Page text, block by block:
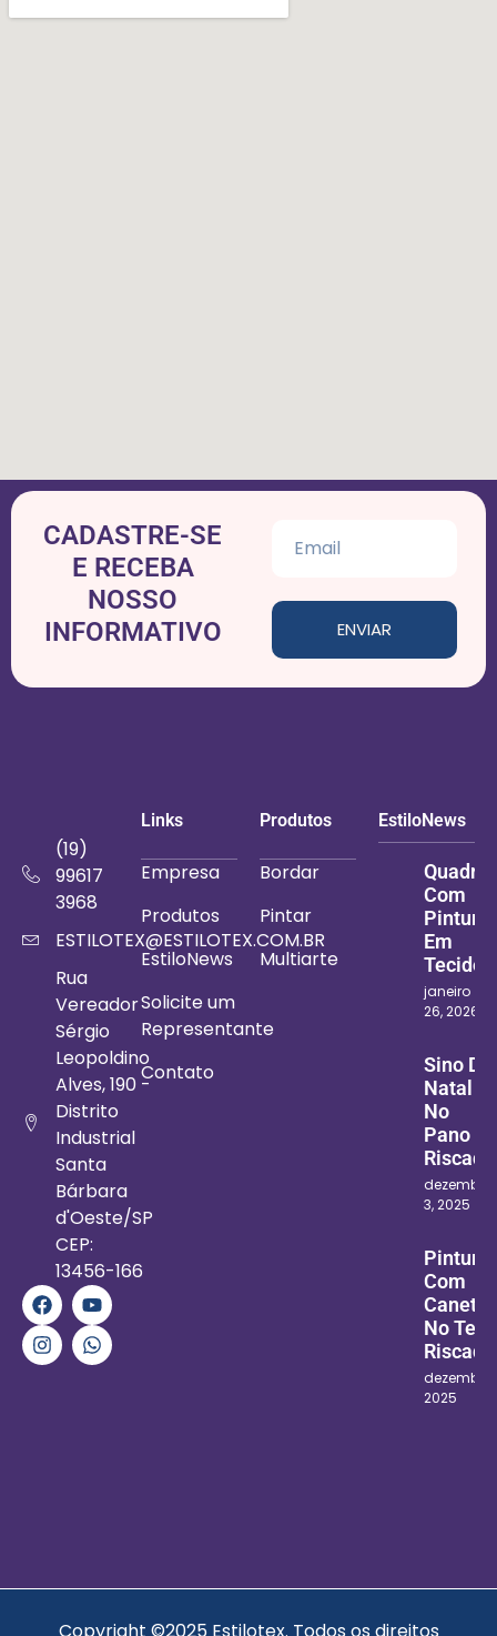
CADASTRE-SE
E RECEBA
NOSSO
INFORMATIVO
ENVIAR
(19)
99617
3968
ESTILOTEX@ESTILOTEX.COM.BR
Rua
Vereador
Sérgio
Leopoldino
Alves, 190 -
Distrito
Industrial
Santa
Bárbara
d'Oeste/SP
CEP:
13456-166
Links
Empresa
Produtos
EstiloNews
Solicite um
Representante
Contato
Produtos
Bordar
Pintar
Multiarte
EstiloNews
Quadro
Com
Pintura
Em
Tecido
janeiro
26, 2026
Sino De
Natal
No
Pano
Riscado
dezembro
3, 2025
Pintura
Com
No
Riscado
dezembro
2025
Copyright ©2025 Estilotex. Todos os direitos